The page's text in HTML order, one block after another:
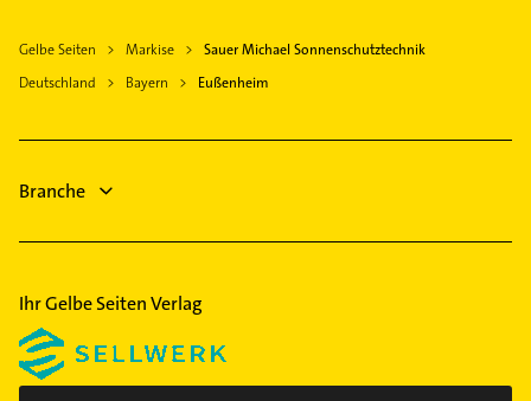
Elektro Reparatur
Gelbe Seiten Markise
Sauer Michael Sonnenschutztechnik
Deutschland
Bayern Eußenheim
Branche
Ihr Gelbe Seiten Verlag